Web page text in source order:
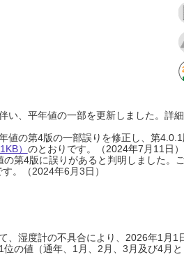
い、平年値の一部を更新しました。詳
値の第4版の一部誤りを修正し、第
） のとおりです。（2024年7月11日）
第4版に誤りがあると判明しました。
。（2024年6月3日）
、湿度計の不具合により、2026年1月
の値（通年、1月、2月、3月及び4月